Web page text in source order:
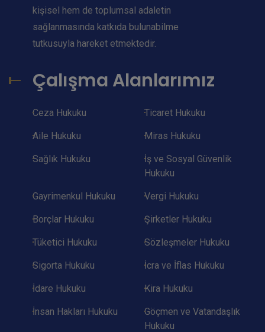
kişisel hem de toplumsal adaletin
sağlanmasında katkıda bulunabilme
tutkusuyla hareket etmektedir.
Çalışma Alanlarımız
Ceza Hukuku Ticaret Hukuku
Aile Hukuku Miras Hukuku
Sağlık Hukuku
İş ve Sosyal Güvenlik
Hukuku
Gayrimenkul Hukuku Vergi Hukuku
Borçlar Hukuku Şirketler Hukuku
Tüketici Hukuku Sözleşmeler Hukuku
Sigorta Hukuku İcra ve İflas Hukuku
İdare Hukuku Kira Hukuku
İnsan Hakları Hukuku
Göçmen ve Vatandaşlık
Hukuku